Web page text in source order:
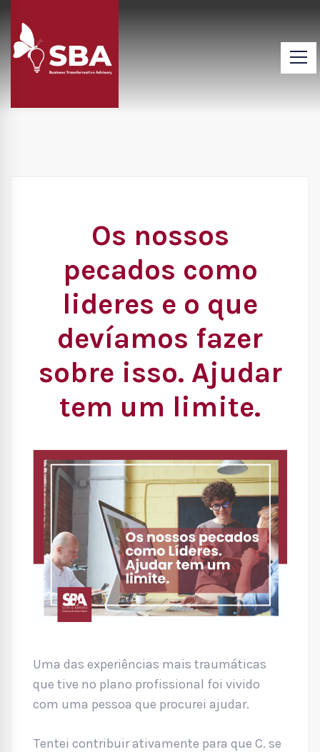
Os nossos
pecados como
lideres e o que
devíamos fazer
sobre isso. Ajudar
tem um limite.
Uma das experiências mais traumáticas
que tive no plano profissional foi vivido
com uma pessoa que procurei ajudar.
Tentei contribuir ativamente para que C. se